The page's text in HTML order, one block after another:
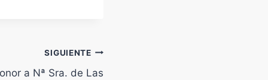
SIGUIENTE
a Nª Sra. de Las